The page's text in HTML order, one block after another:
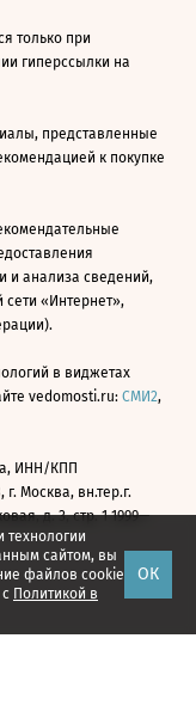
сайтом, вы
файлов cookie
Политикой в
ОК
только при
гиперссылки на
представленные
к покупке
и анализа сведений,
«Интернет»,
в виджетах
vedomosti.ru: СМИ2,
ИНН/КПП
г. Москва, вн.тер.г.
д. 3, стр. 1 1999—